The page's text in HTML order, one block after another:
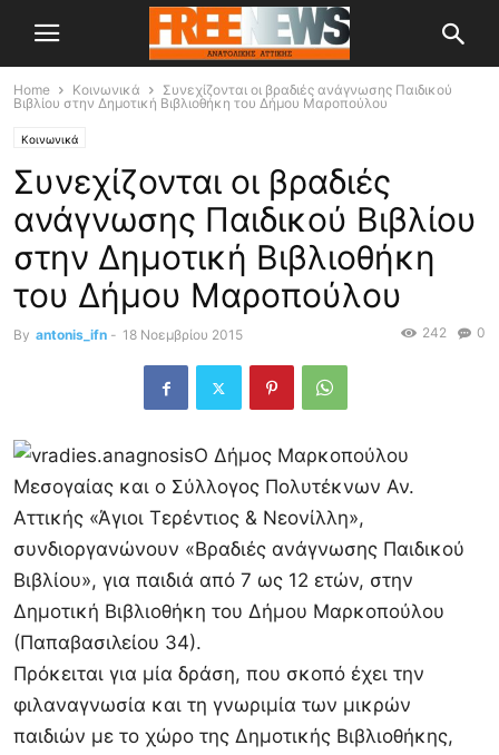
Home Κοινωνικά
Συνεχίζονται οι βραδιές ανάγνωσης Παιδικού
Βιβλίου στην Δημοτική Βιβλιοθήκη του Δήμου Μαροπούλου
Κοινωνικά
Συνεχίζονται οι βραδιές
ανάγνωσης Παιδικού Βιβλίου
στην Δημοτική Βιβλιοθήκη
του Δήμου Μαροπούλου
By antonis_ifn - 18 Νοεμβρίου 2015 0
242
Ο Δήμος Μαρκοπούλου
Μεσογαίας και ο Σύλλογος Πολυτέκνων Αν.
Αττικής «Άγιοι Τερέντιος & Νεονίλλη»,
συνδιοργανώνουν «Βραδιές ανάγνωσης Παιδικού
Βιβλίου», για παιδιά από 7 ως 12 ετών, στην
Δημοτική Βιβλιοθήκη του Δήμου Μαρκοπούλου
(Παπαβασιλείου 34).
Πρόκειται για μία δράση, που σκοπό έχει την
φιλαναγνωσία και τη γνωριμία των μικρών
παιδιών με το χώρο της Δημοτικής Βιβλιοθήκης,